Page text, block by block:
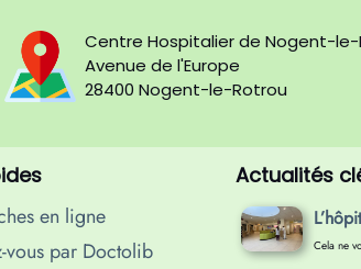
Centre Hospitalier de Nogent-le-
Avenue de l'Europe
28400 Nogent-le-Rotrou
en ligne
vous par Doctolib
Actualités
Cela ne